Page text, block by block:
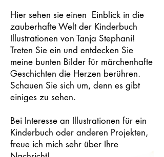
Hier sehen sie einen Einblick in die
zauberhafte Welt der Kinderbuch
Illustrationen von Tanja Stephani!
Treten Sie ein und entdecken Sie
meine bunten Bilder für märchenhafte
Geschichten die Herzen berühren.
Schauen Sie sich um, denn es gibt
einiges zu sehen.
Bei Interesse an Illustrationen für ein
Kinderbuch oder anderen Projekten,
freue ich mich sehr über Ihre